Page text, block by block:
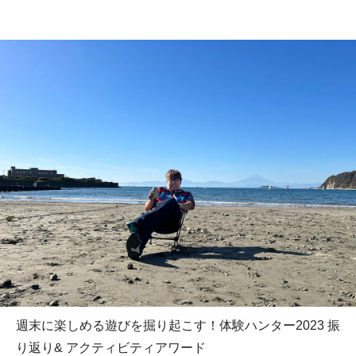
週末に楽しめる遊びを掘り起こす！体験ハンター2023 振
り返り& アクティビティアワード